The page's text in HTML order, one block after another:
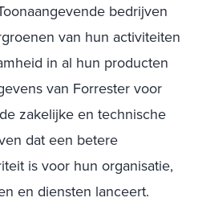
bedrijven
van hun activiteiten
in al hun producten
van Forrester voor
zakelijke en technische
dat een betere
is voor hun organisatie,
en diensten lanceert.